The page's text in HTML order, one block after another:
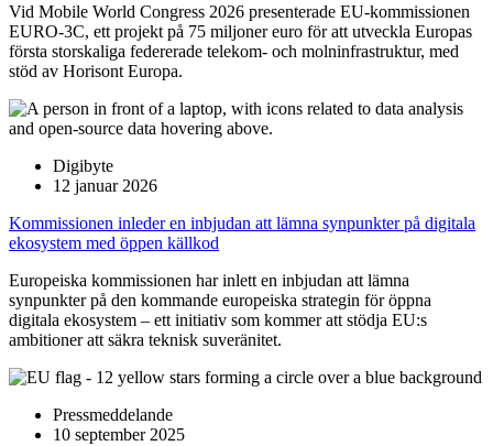
Vid Mobile World Congress 2026 presenterade EU-kommissionen
EURO-3C, ett projekt på 75 miljoner euro för att utveckla Europas
första storskaliga federerade telekom- och molninfrastruktur, med
stöd av Horisont Europa.
Digibyte
12 januar 2026
Kommissionen inleder en inbjudan att lämna synpunkter på digitala
ekosystem med öppen källkod
Europeiska kommissionen har inlett en inbjudan att lämna
synpunkter på den kommande europeiska strategin för öppna
digitala ekosystem – ett initiativ som kommer att stödja EU:s
ambitioner att säkra teknisk suveränitet.
Pressmeddelande
10 september 2025